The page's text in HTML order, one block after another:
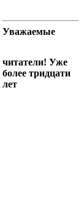
Уважаемые
читатели! Уже
более тридцати
лет